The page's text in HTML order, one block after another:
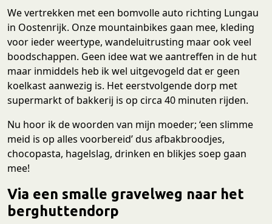
We vertrekken met een bomvolle auto richting Lungau
in Oostenrijk. Onze mountainbikes gaan mee, kleding
voor ieder weertype, wandeluitrusting maar ook veel
boodschappen. Geen idee wat we aantreffen in de hut
maar inmiddels heb ik wel uitgevogeld dat er geen
koelkast aanwezig is. Het eerstvolgende dorp met
supermarkt of bakkerij is op circa 40 minuten rijden.
Nu hoor ik de woorden van mijn moeder; ‘een slimme
meid is op alles voorbereid’ dus afbakbroodjes,
chocopasta, hagelslag, drinken en blikjes soep gaan
mee!
Via een smalle gravelweg naar het
berghuttendorp